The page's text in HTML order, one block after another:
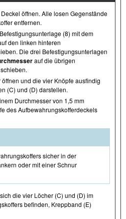
öffnen. Alle losen Gegenstände
entfernen.
(8) mit dem
den linken hinteren
Die drei Befestigungsunterlagen
auf die übrigen
und die vier Knöpfe ausfindig
(C) und (D) darstellen.
Durchmesser von 1,5 mm
des Aufbewahrungskofferdeckels
sicher in der
oder mit einer Schnur
die vier Löcher (C) und (D) im
befinden, Kreppband (E)